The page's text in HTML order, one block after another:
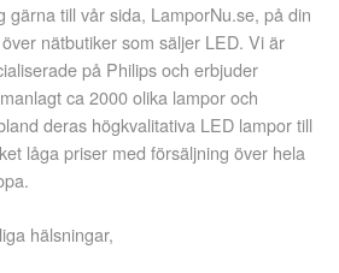
gärna till vår sida, LamporNu.se, på din
nätbutiker som säljer LED. Vi är
på Philips och erbjuder
ca 2000 olika lampor och
deras högkvalitativa LED lampor till
låga priser med försäljning över hela
hälsningar,